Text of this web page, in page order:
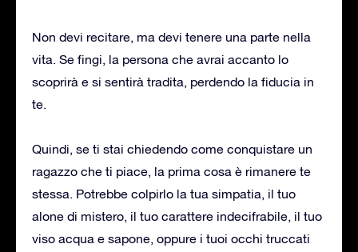
Non devi recitare, ma devi tenere una parte nella
vita. Se fingi, la persona che avrai accanto lo
scoprirà e si sentirà tradita, perdendo la fiducia in
te.
Quindi, se ti stai chiedendo come conquistare un
ragazzo che ti piace, la prima cosa è rimanere te
stessa. Potrebbe colpirlo la tua simpatia, il tuo
alone di mistero, il tuo carattere indecifrabile, il tuo
viso acqua e sapone, oppure i tuoi occhi truccati